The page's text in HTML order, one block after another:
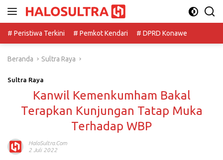
# Peristiwa Terkini
# Pemkot Kendari # DPRD Konawe
Beranda Sultra Raya
Sultra Raya
Kanwil Kemenkumham Bakal
Terapkan Kunjungan Tatap Muka
Terhadap WBP
HaloSultra.com
2 Juli 2022